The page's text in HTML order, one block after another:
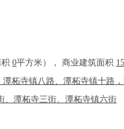
0平方米）， 商业建筑面积
潭柘寺镇八路、潭柘寺镇十路
、潭柘寺三街、潭柘寺镇六街